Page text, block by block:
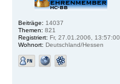
Beiträge: 14037
Themen: 821
Registriert: Fr, 27.01.2006, 13:57:00
Wohnort: Deutschland/Hessen